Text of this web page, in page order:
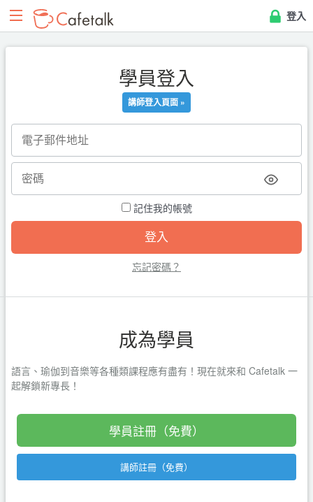
登入
學員登入
講師登入頁面 »
記住我的帳號
忘記密碼？
成為學員
語言、瑜伽到音樂等各種類課程應有盡有！現在就來和 Cafetalk 一
起解鎖新專長！
學員註冊（免費）
講師註冊（免費）